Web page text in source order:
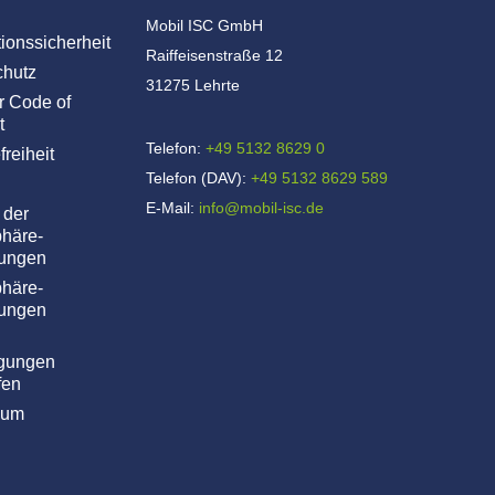
Code of
der
Mobil ISC GmbH
Raiffeisenstraße 12
31275 Lehrte
Telefon: +49 5132 8629 0
Telefon (DAV): +49 5132 8629 589
E-Mail: info@mobil-isc.de